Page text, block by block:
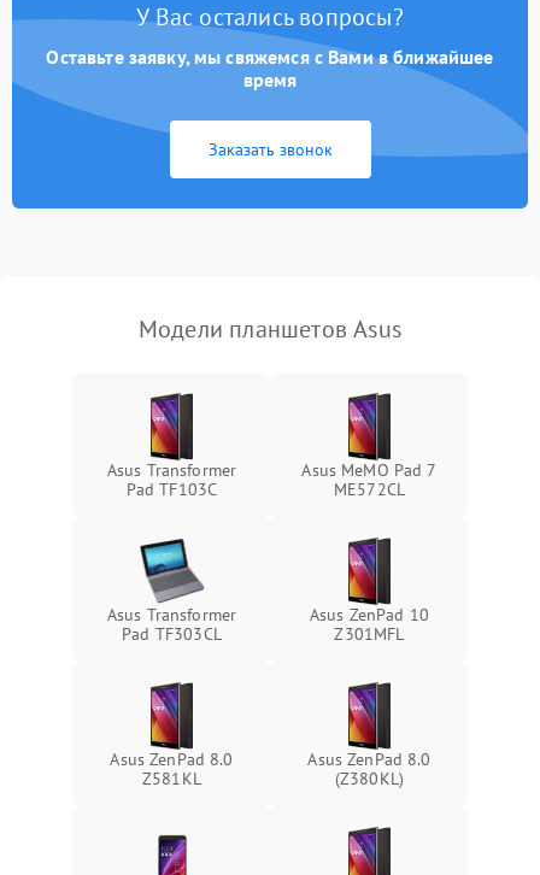
Программные сбои
Сенсорное управление
Проблемы с механикой
Кнопки и органы управления
Звук и аудио
У Вас остались вопросы?
Оставьте заявку, мы свяжемся с Вами в ближайшее
время
Заказать звонок
Модели планшетов Asus
Asus Transformer
Pad TF103C
Asus MeMO Pad 7
ME572CL
Asus Transformer
Pad TF303CL
Asus ZenPad 10
Z301MFL
Asus ZenPad 8.0
Z581KL
Asus ZenPad 8.0
(Z380KL)